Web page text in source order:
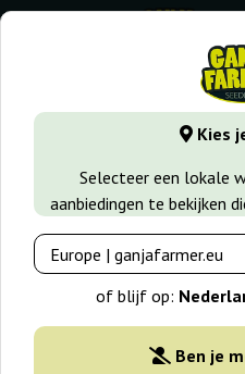
Kies
Selecteer een lokale
aanbiedingen te bekijken
of blijf op:
Ben je
GanjaFarmer.nl
-25%
+gratisie